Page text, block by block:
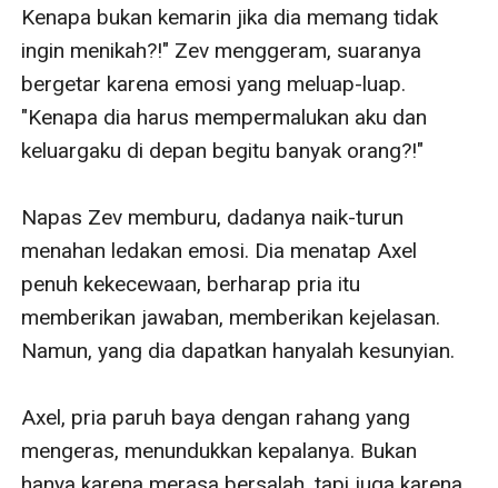
Kenapa bukan kemarin jika dia memang tidak
ingin menikah?!" Zev menggeram, suaranya
bergetar karena emosi yang meluap-luap.
"Kenapa dia harus mempermalukan aku dan
keluargaku di depan begitu banyak orang?!"
Napas Zev memburu, dadanya naik-turun
menahan ledakan emosi. Dia menatap Axel
penuh kekecewaan, berharap pria itu
memberikan jawaban, memberikan kejelasan.
Namun, yang dia dapatkan hanyalah kesunyian.
Axel, pria paruh baya dengan rahang yang
mengeras, menundukkan kepalanya. Bukan